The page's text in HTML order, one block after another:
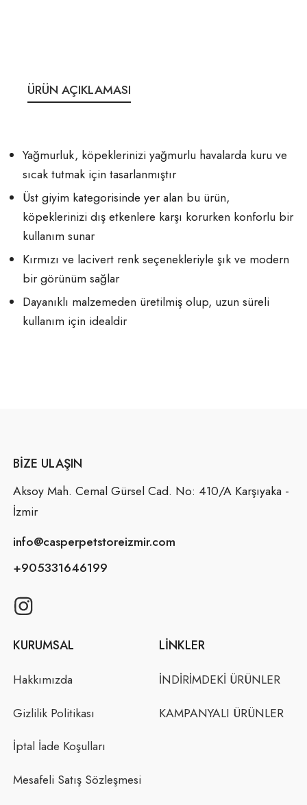
ÜRÜN AÇIKLAMASI
Yağmurluk, köpeklerinizi yağmurlu havalarda kuru ve
sıcak tutmak için tasarlanmıştır
Üst giyim kategorisinde yer alan bu ürün,
köpeklerinizi dış etkenlere karşı korurken konforlu bir
kullanım sunar
Kırmızı ve lacivert renk seçenekleriyle şık ve modern
bir görünüm sağlar
Dayanıklı malzemeden üretilmiş olup, uzun süreli
kullanım için idealdir
BIZE ULAŞIN
Aksoy Mah. Cemal Gürsel Cad. No: 410/A Karşıyaka -
İzmir
info@casperpetstoreizmir.com
+905331646199
KURUMSAL
Hakkımızda
Gizlilik Politikası
İptal İade Koşulları
Mesafeli Satış Sözleşmesi
LINKLER
İNDİRİMDEKİ ÜRÜNLER
KAMPANYALI ÜRÜNLER